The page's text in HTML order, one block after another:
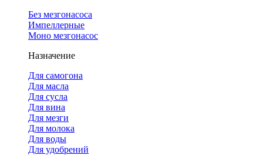
Без мезгонасоса
Импеллерные
Моно мезгонасос
Назначение
Для самогона
Для масла
Для сусла
Для вина
Для мезги
Для молока
Для воды
Для удобрений